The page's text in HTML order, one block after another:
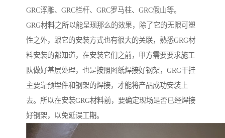
GRC浮雕、GRC栏杆、GRC罗马柱、GRC假山等。
GRG材料之所以能呈现那么的效果，除了它的无限可塑
性之外，跟它的安装方式也有很大的关联，熟悉GRG材
料安装的都知道，在安装它们之前，甲方需要要求施工
队做好基层处理，也是按照图纸焊接好钢架，GRG干挂
主要靠预埋件和钢架的焊接，才能将产品成功安装上
去。所以在安装GRG材料前，要确定现场是否已经焊接
好钢架，以免延误工期。